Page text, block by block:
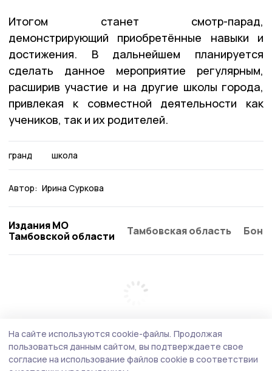
Итогом станет смотр-парад,
демонстрирующий приобретённые навыки и
достижения. В дальнейшем планируется
сделать данное мероприятие регулярным,
расширив участие и на другие школы города,
привлекая к совместной деятельности как
учеников, так и их родителей.
гранд школа
Автор: Ирина Суркова
Издания МО
Тамбовской области
Тамбовская область
На сайте используются cookie-файлы. Продолжая
пользоваться данным сайтом, вы подтверждаете свое
согласие на использование файлов cookie в соответствии